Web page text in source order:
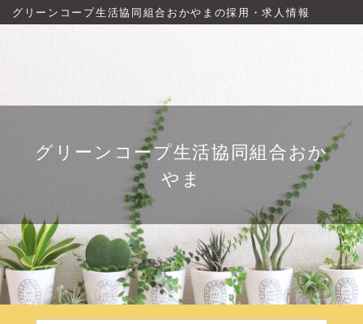
グリーンコープ生活協同組合おかやまの採用・求人情報
グリーンコープ生活協同組合おか
やま